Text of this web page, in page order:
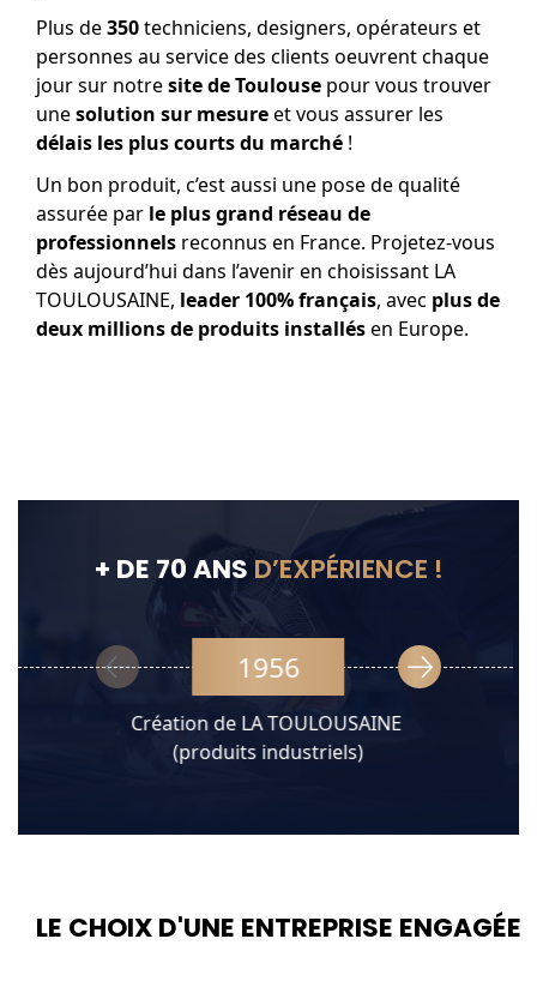
Plus de350techniciens, designers, opérateurs et
personnes au service des clients oeuvrent chaque
jour sur notresite de Toulouse pour vous trouver
unesolution sur mesureet vous assurer les
délais les plus courts du marché !
Un bon produit, c’est aussi une pose de qualité
assurée par le plus grand réseau de
professionnels reconnus en France. Projetez-vous
dès aujourd’hui dans l’avenir en choisissant LA
TOULOUSAINE, leader 100% français, avec plus de
deux millions de produits installésen Europe.
+ DE 70 ANS D’EXPÉRIENCE !
1956
Création de LA TOULOUSAINE
(produits industriels)
LE CHOIX D'UNE ENTREPRISE ENGAGÉE